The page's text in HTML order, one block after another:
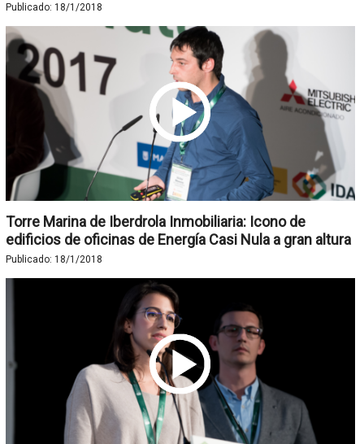
Publicado: 18/1/2018
Torre Marina de Iberdrola Inmobiliaria: Icono de
edificios de oficinas de Energía Casi Nula a gran altura
Publicado: 18/1/2018